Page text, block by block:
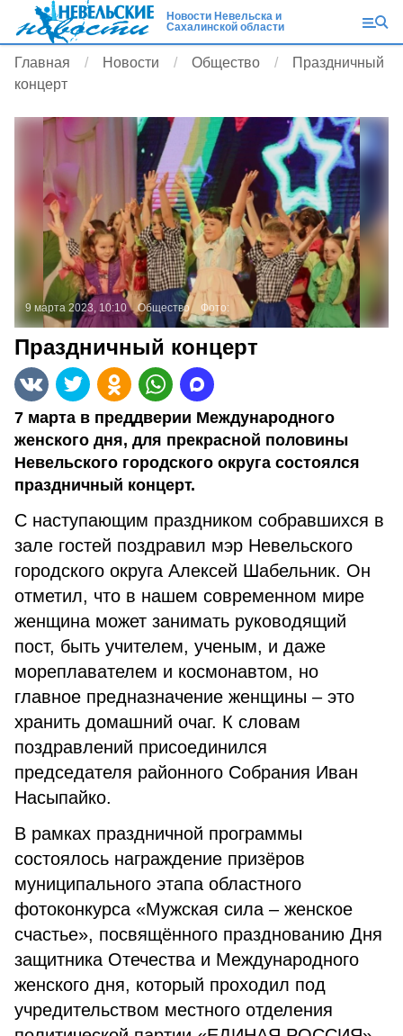
Новости Невельска и
Сахалинской области
Главная Новости Общество
Праздничный
концерт
9 марта 2023, 10:10 Общество Фото:
Праздничный концерт
7 марта в преддверии Международного
женского дня, для прекрасной половины
Невельского городского округа состоялся
праздничный концерт.
С наступающим праздником собравшихся в
зале гостей поздравил мэр Невельского
городского округа Алексей Шабельник. Он
отметил, что в нашем современном мире
женщина может занимать руководящий
пост, быть учителем, ученым, и даже
мореплавателем и космонавтом, но
главное предназначение женщины – это
хранить домашний очаг. К словам
поздравлений присоединился
председателя районного Собрания Иван
Насыпайко.
В рамках праздничной программы
состоялось награждение призёров
муниципального этапа областного
фотоконкурса «Мужская сила – женское
счастье», посвящённого празднованию Дня
защитника Отечества и Международного
женского дня, который проходил под
учредительством местного отделения